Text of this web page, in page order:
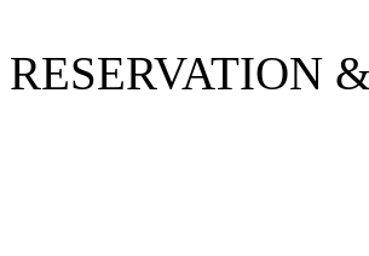
RESERVATION